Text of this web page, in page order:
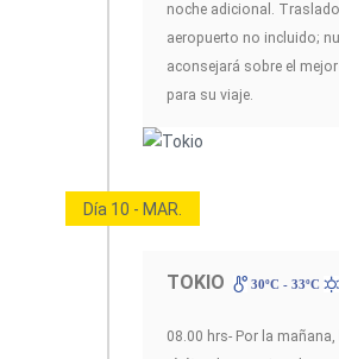
noche adicional.
aeropuerto no incluido;
aconsejará sobre el
para su viaje.
Día 10 - MAR.
TOKIO 30ºC - 33ºC
08.00 hrs- Por la